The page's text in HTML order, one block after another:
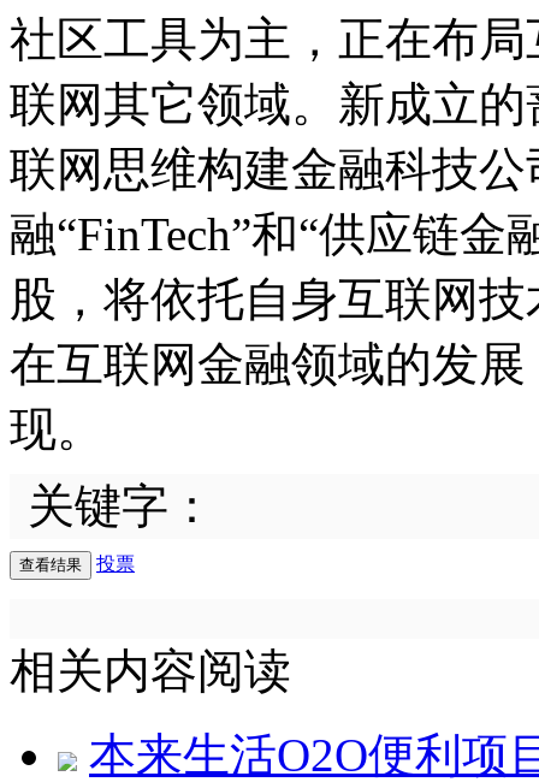
社区工具为主，正在布
联网其它领域。新成立
联网思维构建金融科技
融“FinTech”和“供应链金
股，将依托自身互联网
在互联网金融领域的发
现。
关键字：
投票
相关内容阅读
本来生活O2O便利项